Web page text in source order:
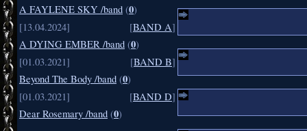
A FAYLENE SKY /band (0)
[13.04.2024]
[BAND A]
A DYING EMBER /band (0)
[01.03.2021]
[BAND B]
Beyond The Body /band (0)
[01.03.2021]
[BAND D]
Dear Rosemary /band (0)